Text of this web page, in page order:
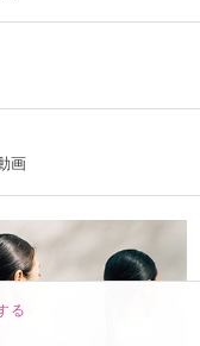
る
画